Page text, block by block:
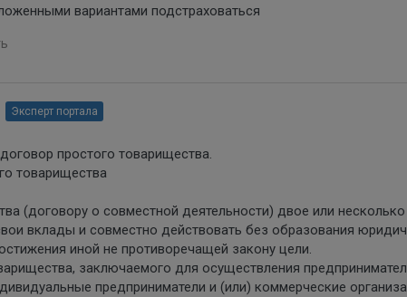
вариантами подстраховаться
Эксперт портала
простого товарищества.
товарищества
(договору о совместной деятельности) двое или
вклады и совместно действовать без образования
иной не противоречащей закону цели.
заключаемого для осуществления
предприниматели и (или) коммерческие